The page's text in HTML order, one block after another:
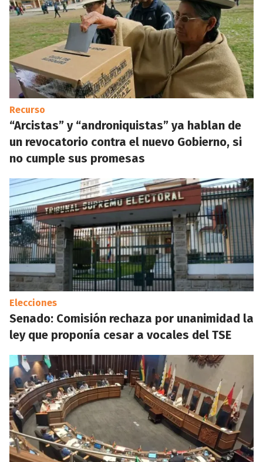
Recurso
“Arcistas” y “androniquistas” ya hablan de
un revocatorio contra el nuevo Gobierno, si
no cumple sus promesas
Elecciones
Senado: Comisión rechaza por unanimidad la
ley que proponía cesar a vocales del TSE